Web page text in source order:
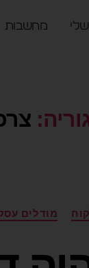
מחשבות
מודלים